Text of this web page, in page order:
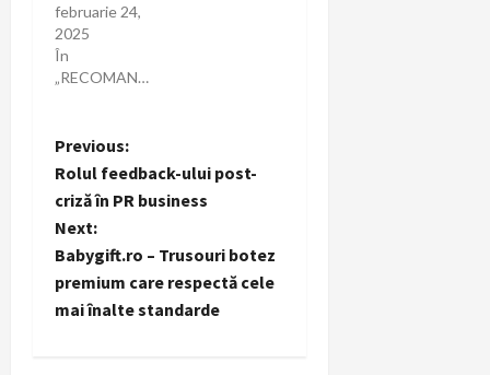
februarie 24,
2025
În
„RECOMANDARI”
P
o
s
t
Previous:
Rolul feedback-ului post-
criză în PR business
Next:
Babygift.ro – Trusouri botez
premium care respectă cele
mai înalte standarde